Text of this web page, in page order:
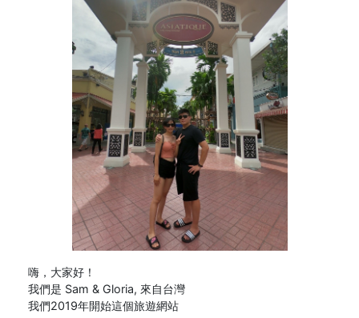
嗨，大家好！
我們是 Sam & Gloria, 來自台灣
我們2019年開始這個旅遊網站